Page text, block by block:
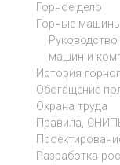
Горное дело
Горные
машин и
История
Обогащение
Охрана труда
Правила,
Разработка